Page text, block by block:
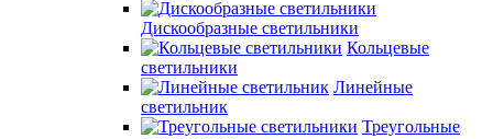
Дискообразные светильники
Кольцевые
светильники
Линейные
светильник
Треугольные